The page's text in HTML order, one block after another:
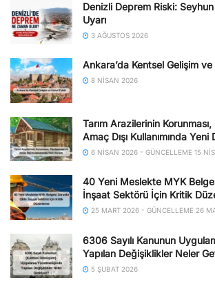
Denizli Deprem Riski:
Uyarı
3 AĞUSTOS 2026
Ankara’da Kentsel Gelişim
8 NISAN 2026
Tarım Arazilerinin
Amaç Dışı Kullanımında Yeni
6 NISAN 2026 - GÜNCELLEME 15
40 Yeni Meslekte MYK
İnşaat Sektörü İçin Kritik
25 MART 2026 - GÜNCELLEME 26
6306 Sayılı Kanunun
Yapılan Değişiklikler Neler
5 ŞUBAT 2026